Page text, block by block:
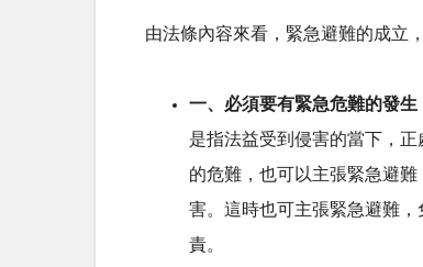
由法條內容來看，緊急避難的成立
一、必須要有緊急危難的發生
是指法益受到侵害的當下，
的危難，也可以主張緊急避
害。這時也可主張緊急避難
責。